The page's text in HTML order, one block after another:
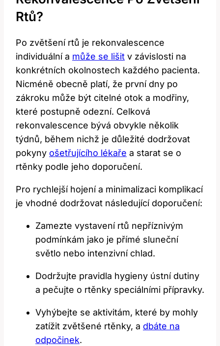
Rtů?
Po zvětšení rtů je rekonvalescence
individuální a může se lišit v závislosti na
konkrétních okolnostech každého pacienta.
Nicméně obecně platí, že první dny po
zákroku může být citelné otok a modřiny,
které postupně odezní. Celková
rekonvalescence bývá obvykle několik
týdnů, během nichž je důležité dodržovat
pokyny ošetřujícího lékaře a starat se o
rtěnky podle jeho doporučení.
Pro rychlejší hojení a minimalizaci komplikací
je vhodné dodržovat následující doporučení:
Zamezte vystavení rtů nepříznivým
podmínkám jako je přímé sluneční
světlo nebo ⁣intenzivní chlad.
Dodržujte pravidla hygieny ústní dutiny
a pečujte o rtěnky speciálními přípravky.
Vyhýbejte se aktivitám, které by mohly
zatížit ‌zvětšené rtěnky, a​ dbáte na
odpočinek.